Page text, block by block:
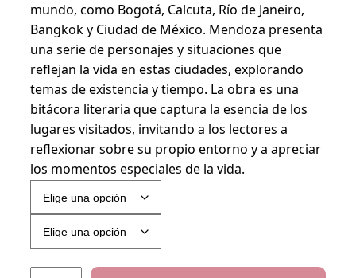
e
:
2
5
.
0
0
0
h
mundo, como Bogotá, Calcuta, Río de Janeiro,
Bangkok y Ciudad de México. Mendoza presenta
una serie de personajes y situaciones que
reflejan la vida en estas ciudades, explorando
temas de existencia y tiempo. La obra es una
bitácora literaria que captura la esencia de los
lugares visitados, invitando a los lectores a
reflexionar sobre su propio entorno y a apreciar
los momentos especiales de la vida.